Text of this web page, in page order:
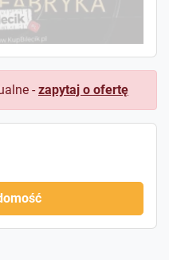
- zapytaj o ofertę